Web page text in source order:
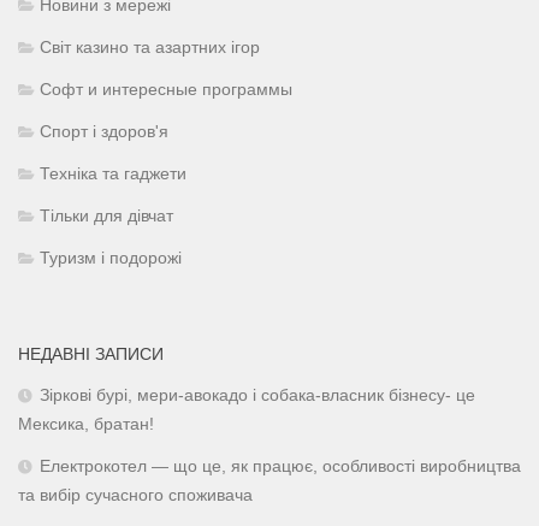
Новини з мережі
Світ казино та азартних ігор
Софт и интересные программы
Спорт і здоров'я
Техніка та гаджети
Тільки для дівчат
Туризм і подорожі
НЕДАВНІ ЗАПИСИ
Зіркові бурі, мери-авокадо і собака-власник бізнесу- це
Мексика, братан!
Електрокотел — що це, як працює, особливості виробництва
та вибір сучасного споживача